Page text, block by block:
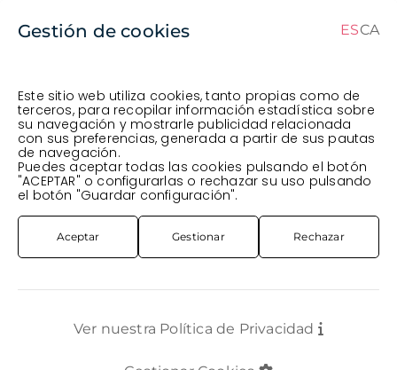
CAES
Pedido en curso (Previsto para el dia) ·
Transportista
Ver Pedido
FLOR CORTADA ROSA SUR-AMÉRICA ROSA IMP. 60CM *NEW FACE*
Gestión de cookies ESCA
Este sitio web utiliza cookies, tanto propias como de
terceros, para recopilar información estadística sobre
su navegación y mostrarle publicidad relacionada
con sus preferencias, generada a partir de sus pautas
de navegación.
Puedes aceptar todas las cookies pulsando el botón
"ACEPTAR" o configurarlas o rechazar su uso pulsando
el botón "Guardar configuración".
Aceptar Gestionar Rechazar
Ver nuestra Política de Privacidad